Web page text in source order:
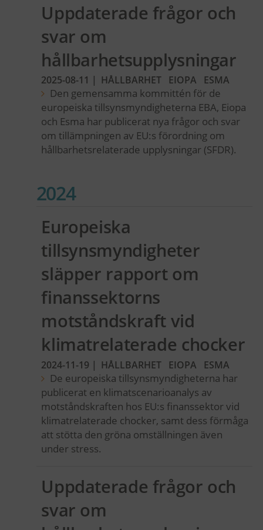
Uppdaterade frågor och
svar om
hållbarhetsupplysningar
2025-08-11 | HÅLLBARHET EIOPA ESMA
Den gemensamma kommittén för de
europeiska tillsynsmyndigheterna EBA, Eiopa
och Esma har publicerat nya frågor och svar
om tillämpningen av EU:s förordning om
hållbarhetsrelaterade upplysningar (SFDR).
2024
Europeiska
tillsynsmyndigheter
släpper rapport om
finanssektorns
motståndskraft vid
klimatrelaterade chocker
2024-11-19 | HÅLLBARHET EIOPA ESMA
De europeiska tillsynsmyndigheterna har
publicerat en klimatscenarioanalys av
motståndskraften hos EU:s finanssektor vid
klimatrelaterade chocker, samt dess förmåga
att stötta den gröna omställningen även
under stress.
Uppdaterade frågor och
svar om